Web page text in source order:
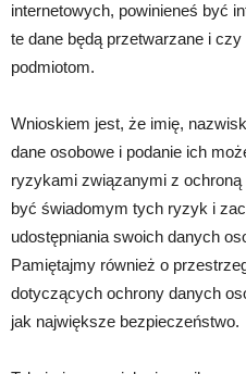
internetowych, powinieneś być
te dane będą przetwarzane i
podmiotom.
Wnioskiem jest, że imię,
dane osobowe i podanie ich
ryzykami związanymi z
być świadomym tych ryzyk i
udostępniania swoich danych
Pamiętajmy również o
dotyczących ochrony danych
jak największe bezpieczeństwo.